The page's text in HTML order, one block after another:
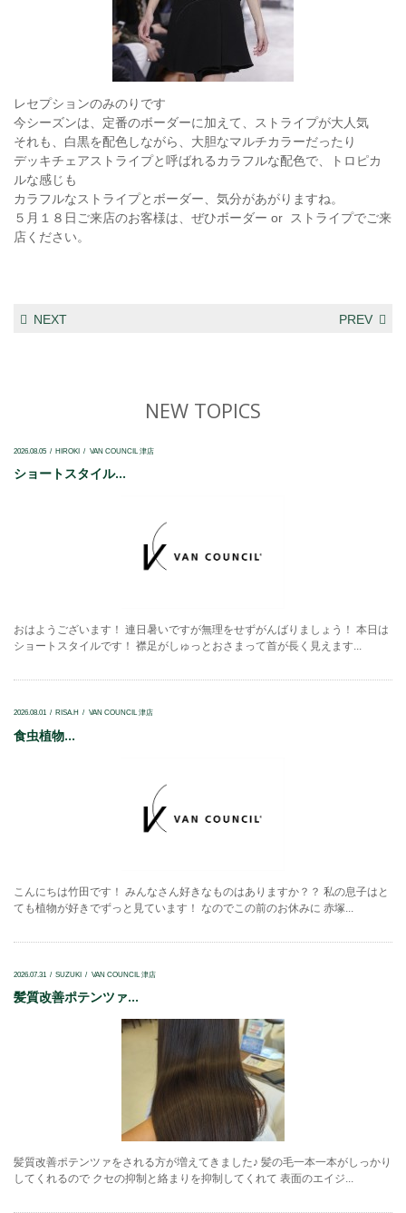
レセプションのみのりです
今シーズンは、定番のボーダーに加えて、ストライプが大人気
それも、白黒を配色しながら、大胆なマルチカラーだったり
デッキチェアストライプと呼ばれるカラフルな配色で、トロピカ
ルな感じも
カラフルなストライプとボーダー、気分があがりますね。
５月１８日ご来店のお客様は、ぜひボーダー or ストライプでご来
店ください。
NEXT PREV
NEW TOPICS
2026.08.05 HIROKI VAN COUNCIL 津店
ショートスタイル...
おはようございます！ 連日暑いですが無理をせずがんばりましょう！ 本日は
ショートスタイルです！ 襟足がしゅっとおさまって首が長く見えます...
2026.08.01 RISA.H VAN COUNCIL 津店
食虫植物...
こんにちは竹田です！ みんなさん好きなものはありますか？？ 私の息子はと
ても植物が好きでずっと見ています！ なのでこの前のお休みに 赤塚...
2026.07.31 SUZUKI VAN COUNCIL 津店
髪質改善ポテンツァ...
髪質改善ポテンツァをされる方が増えてきました♪ 髪の毛一本一本がしっかり
してくれるので クセの抑制と絡まりを抑制してくれて 表面のエイジ...